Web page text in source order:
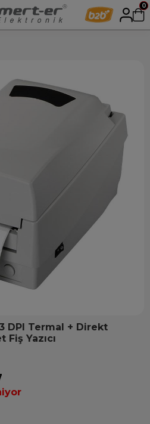
0
DPI Termal + Direkt
Yazıcı